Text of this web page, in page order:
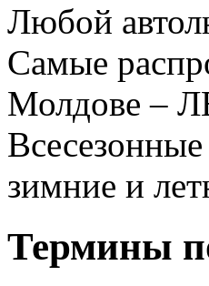
Любой
Самые
Молдове
зимние и
Термины